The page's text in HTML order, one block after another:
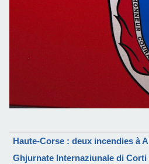
Haute-Corse : deux incendies à
Ghjurnate Internaziunale di